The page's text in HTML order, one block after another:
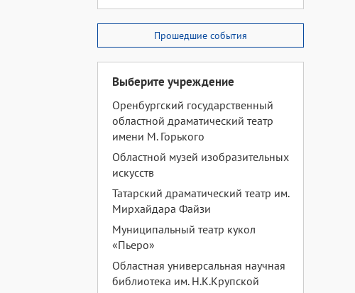
Прошедшие события
Выберите учреждение
Оренбургский государственный
областной драматический театр
имени М. Горького
Областной музей изобразительных
искусств
Татарский драматический театр им.
Мирхайдара Файзи
Муниципальный театр кукол
«Пьеро»
Областная универсальная научная
библиотека им. Н.К.Крупской